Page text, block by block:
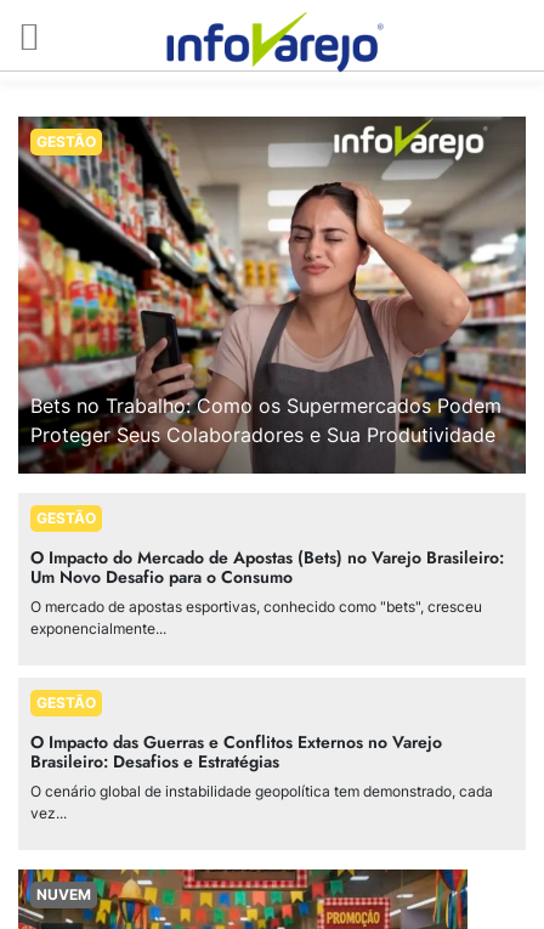
GESTÃO
Bets no Trabalho: Como os Supermercados Podem
Proteger Seus Colaboradores e Sua Produtividade
GESTÃO
O Impacto do Mercado de Apostas (Bets) no Varejo Brasileiro:
Um Novo Desafio para o Consumo
O mercado de apostas esportivas, conhecido como "bets", cresceu
exponencialmente...
GESTÃO
O Impacto das Guerras e Conflitos Externos no Varejo
Brasileiro: Desafios e Estratégias
O cenário global de instabilidade geopolítica tem demonstrado, cada
vez...
NUVEM